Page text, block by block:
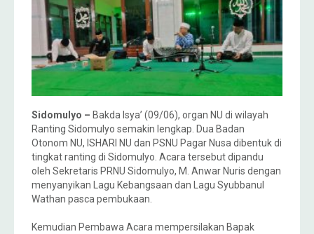
Sidomulyo – Bakda Isya’ (09/06), organ NU di wilayah
Ranting Sidomulyo semakin lengkap. Dua Badan
Otonom NU, ISHARI NU dan PSNU Pagar Nusa dibentuk di
tingkat ranting di Sidomulyo. Acara tersebut dipandu
oleh Sekretaris PRNU Sidomulyo, M. Anwar Nuris dengan
menyanyikan Lagu Kebangsaan dan Lagu Syubbanul
Wathan pasca pembukaan.
Kemudian Pembawa Acara mempersilakan Bapak